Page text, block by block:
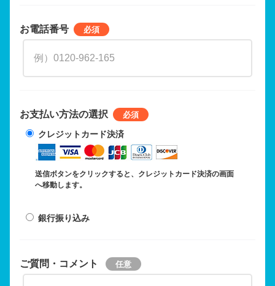
お電話番号
お支払い方法の選択
クレジットカード決済
送信ボタンをクリックすると、クレジットカード決済の画面
へ移動します。
銀行振り込み
ご質問・コメント